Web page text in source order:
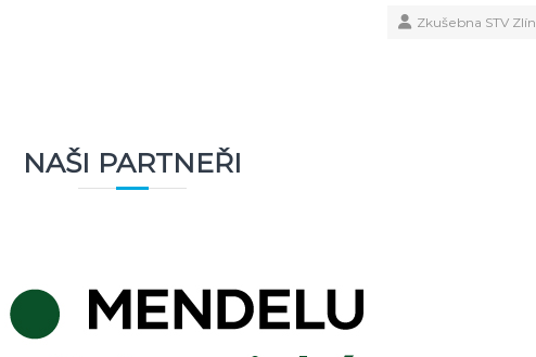
Zkušebna STV Zlín
NAŠI PARTNEŘI